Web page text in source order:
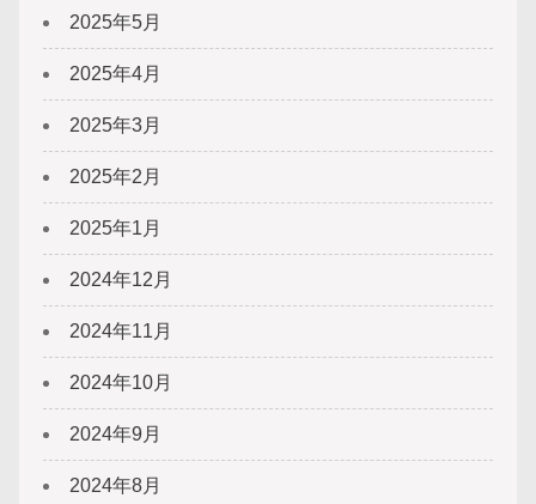
2025年5月
2025年4月
2025年3月
2025年2月
2025年1月
2024年12月
2024年11月
2024年10月
2024年9月
2024年8月